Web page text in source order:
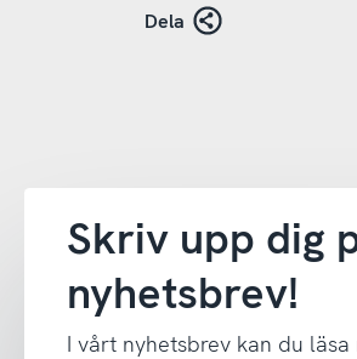
Dela
Skriv upp dig
nyhetsbrev!
I vårt nyhetsbrev kan du